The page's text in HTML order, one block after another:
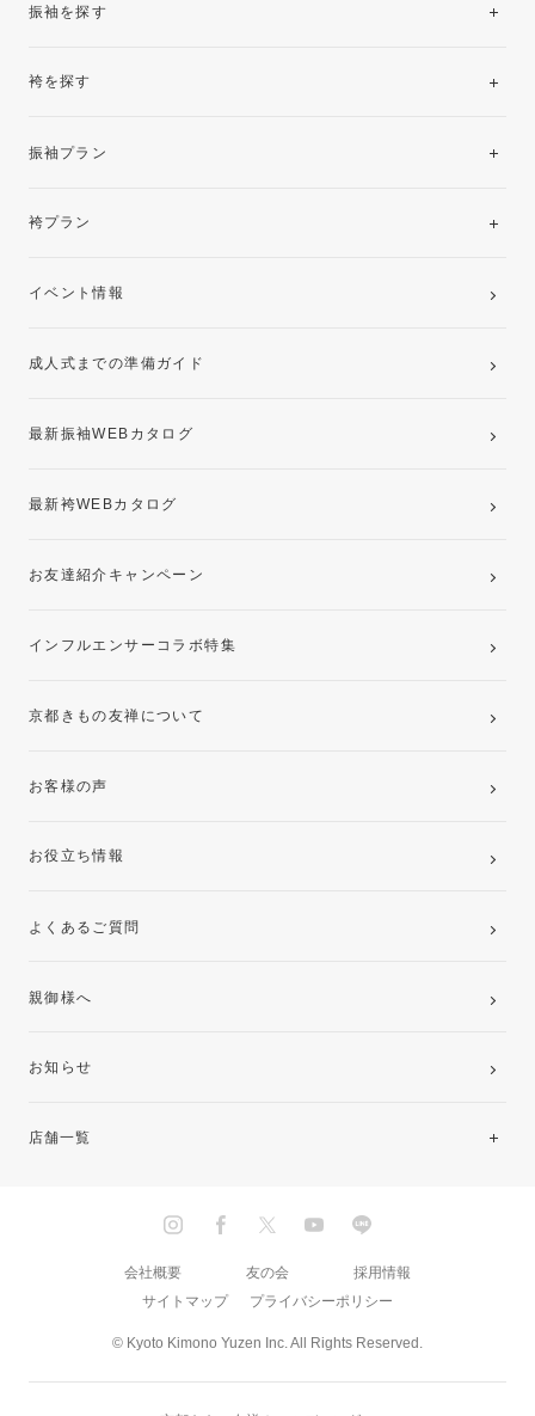
振袖を探す
袴を探す
振袖プラン
レンタルプラン
袴プラン
卒業袴レンタルプラン
イベント情報
成人式までの準備ガイド
最新振袖WEBカタログ
最新袴WEBカタログ
お友達紹介キャンペーン
インフルエンサーコラボ特集
京都きもの友禅について
お客様の声
お役立ち情報
よくあるご質問
親御様へ
お知らせ
店舗一覧
© Kyoto Kimono Yuzen Inc. All Rights Reserved.
会社概要 友の会
採用情報
サイトマップ
プライバシーポリシー